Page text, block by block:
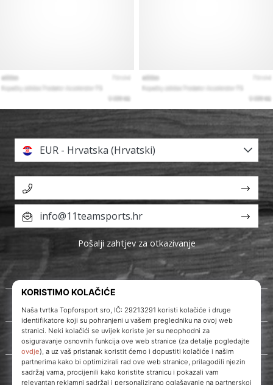
O nama
Korisnička podrška
EUR - Hrvatska (Hrvatski)
info@11teamsports.hr
Pošalji zahtjev za otkazivanje